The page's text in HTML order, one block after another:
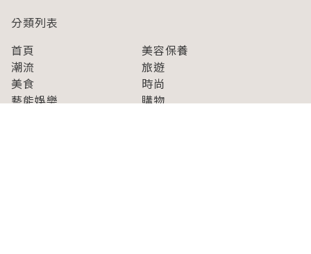
分類列表
首頁
美容保養
潮流
旅遊
美食
時尚
藝能娛樂
購物